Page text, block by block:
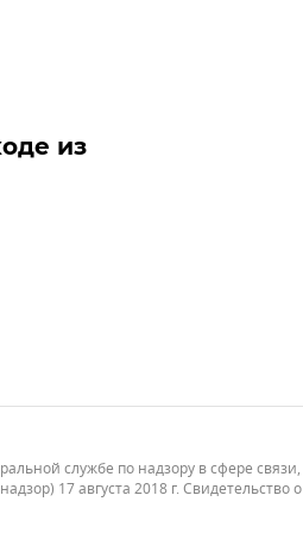
из
службе по надзору в сфере связи,
17 августа 2018 г. Свидетельство о